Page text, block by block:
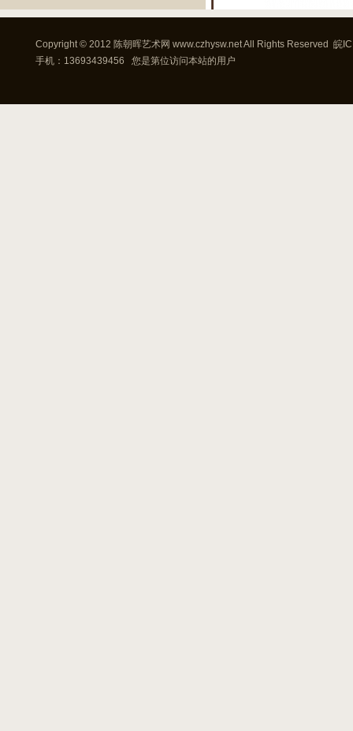
Copyright © 2012 陈朝晖艺术网 www.czhysw.netAll Rights Reserved 皖
手机：13693439456 您是第位访问本站的用户